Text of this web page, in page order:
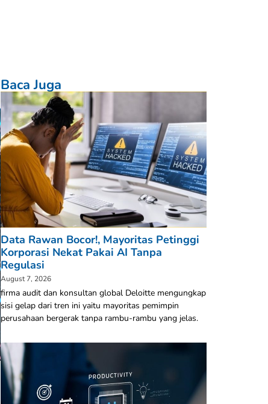
Baca Juga
Data Rawan Bocor!, Mayoritas Petinggi
Korporasi Nekat Pakai AI Tanpa
Regulasi
August 7, 2026
firma audit dan konsultan global Deloitte mengungkap
sisi gelap dari tren ini yaitu mayoritas pemimpin
perusahaan bergerak tanpa rambu-rambu yang jelas.